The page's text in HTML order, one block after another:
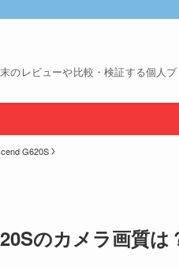
のレビューや比較・検証する個人ブ
G620S
のカメラ画質は